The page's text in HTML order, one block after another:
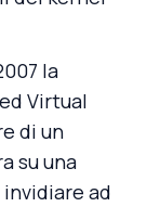
la
Virtual
di un
su una
ad